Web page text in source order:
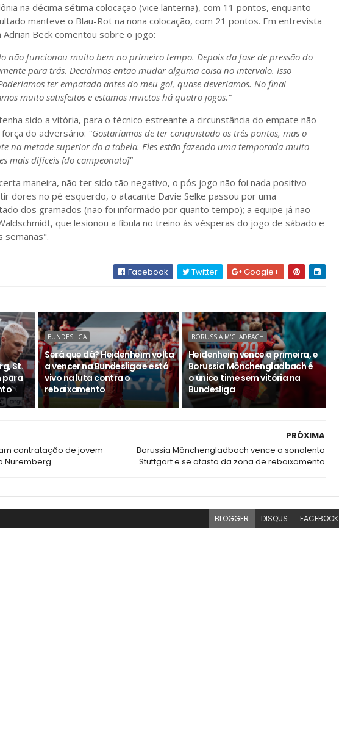
na décima sétima colocação (vice lanterna), com 11 pontos, enquanto
manteve o Blau-Rot na nona colocação, com 21 pontos. Em entrevista
Beck comentou sobre o jogo:
não funcionou muito bem no primeiro tempo. Depois da fase de pressão do
para trás. Decidimos então mudar alguma coisa no intervalo. Isso
ter empatado antes do meu gol, quase deveríamos. No final
muito satisfeitos e estamos invictos há quatro jogos.”
sido a vitória, para o técnico estreante a circunstância do empate não
do adversário: "Gostaríamos de ter conquistado os três pontos, mas o
na metade superior do a tabela. Eles estão fazendo uma temporada muito
mais difíceis [do campeonato]"
maneira, não ter sido tão negativo, o pós jogo não foi nada positivo
dores no pé esquerdo, o atacante Davie Selke passou por uma
dos gramados (não foi informado por quanto tempo); a equipe já não
que lesionou a fíbula no treino às vésperas do jogo de sábado e
semanas".
Facebook Twitter Google+
St.
para
BUNDESLIGA
Será que dá? Heidenheim volta
a vencer na Bundesliga e está
vivo na luta contra o
rebaixamento
BORUSSIA M'GLADBACH
Heidenheim vence a primeira, e
Borussia Mönchengladbach é
o único time sem vitória na
Bundesliga
PRÓXIMA
Borussia Mönchengladbach vence o sonolento
Stuttgart e se afasta da zona de rebaixamento
contratação de jovem
Nuremberg
BLOGGER DISQUS FACEBOOK